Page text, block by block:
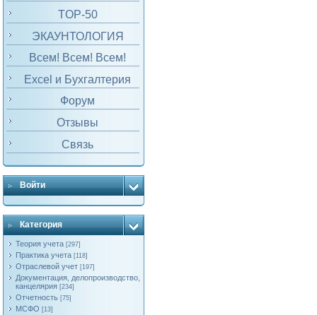
TOP-50
ЭКАУНТОЛОГИЯ
Всем! Всем! Всем!
Excel и Бухгалтерия
Форум
Отзывы
Связь
Войти
Категория
Теория учета [297]
Практика учета [118]
Отраслевой учет [197]
Документация, делопроизводство,
канцелярия [234]
Отчетность [75]
МСФО [13]